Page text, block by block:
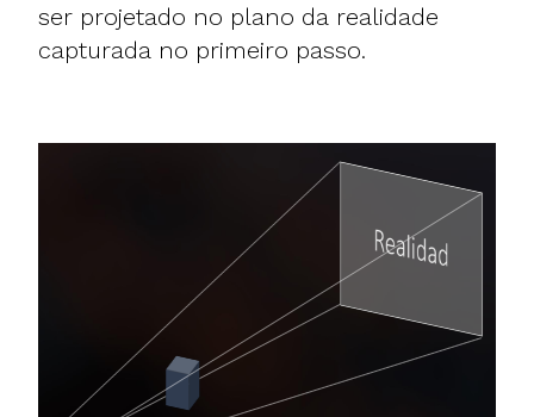
ser projetado no plano da realidade
capturada no primeiro passo.